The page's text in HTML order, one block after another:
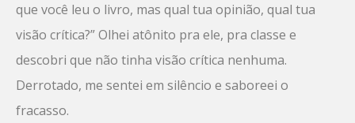
que você leu o livro, mas qual tua opinião, qual tua
visão crítica?” Olhei atônito pra ele, pra classe e
descobri que não tinha visão crítica nenhuma.
Derrotado, me sentei em silêncio e saboreei o
fracasso.